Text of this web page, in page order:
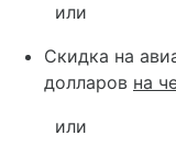
или
Скидка на
долларов на
или